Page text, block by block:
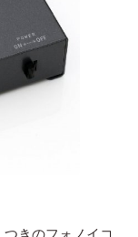
きのフォノイコ